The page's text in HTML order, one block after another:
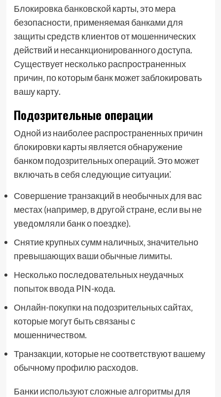
Блокировка банковской карты, это мера
безопасности‚ применяемая банками для
защиты средств клиентов от мошеннических
действий и несанкционированного доступа.
Существует несколько распространенных
причин‚ по которым банк может заблокировать
вашу карту.
Подозрительные операции
Одной из наиболее распространенных причин
блокировки карты является обнаружение
банком подозрительных операций. Это может
включать в себя следующие ситуации⁚
Совершение транзакций в необычных для вас
местах (например‚ в другой стране‚ если вы не
уведомляли банк о поездке).
Снятие крупных сумм наличных‚ значительно
превышающих ваши обычные лимиты.
Несколько последовательных неудачных
попыток ввода PIN-кода.
Онлайн-покупки на подозрительных сайтах‚
которые могут быть связаны с
мошенничеством.
Транзакции‚ которые не соответствуют вашему
обычному профилю расходов.
Банки используют сложные алгоритмы для